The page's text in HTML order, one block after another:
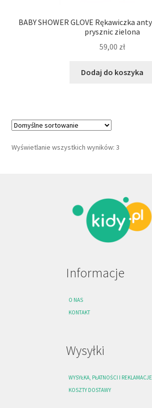
BABY SHOWER GLOVE Rękawiczka
prysznic zielona
59,00 zł
Dodaj do koszyka
Wyświetlanie wszystkich wyników: 3
Informacje
O NAS
KONTAKT
Wysyłki
WYSYŁKA, PŁATNOŚCI I REKLAMACJE
KOSZTY DOSTAWY